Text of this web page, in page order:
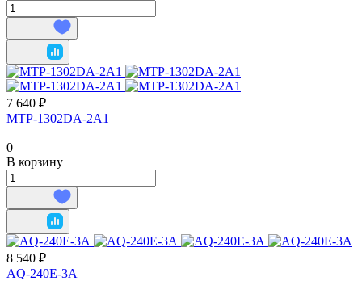
7 640 ₽
MTP-1302DA-2A1
0
В корзину
8 540 ₽
AQ-240E-3A